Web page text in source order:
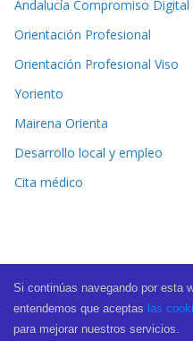
Andalucía Compromiso Digital
Orientación Profesional
Orientación Profesional Viso
Yoriento
Mairena Orienta
Desarrollo local y empleo
Cita médico
Copyright © 2026 El Periódico
Theme:
ColorMag Pro by
Si continúas navegando por esta
entendemos que aceptas las
para mejorar nuestros servicios.